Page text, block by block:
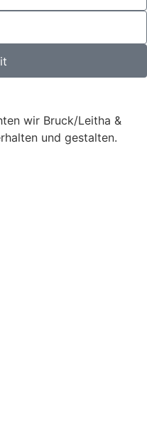
wir Bruck/Leitha &
und gestalten.